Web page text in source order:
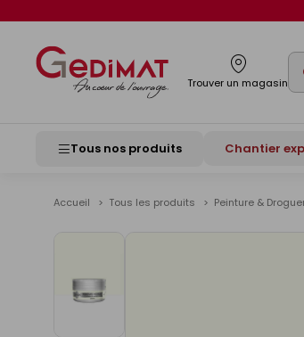
Trouver un magasin
Tous nos produits Chantier
Accueil Tous les produits Peinture &